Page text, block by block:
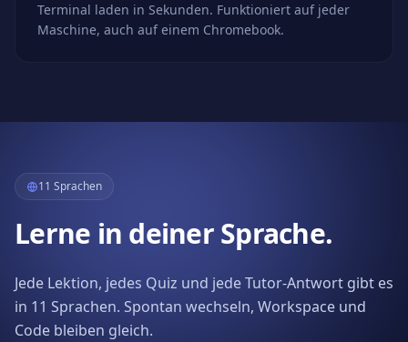
Terminal laden in Sekunden. Funktioniert auf jeder
Maschine, auch auf einem Chromebook.
11 Sprachen
Lerne in deiner Sprache.
Jede Lektion, jedes Quiz und jede Tutor-Antwort gibt es
in 11 Sprachen. Spontan wechseln, Workspace und
Code bleiben gleich.